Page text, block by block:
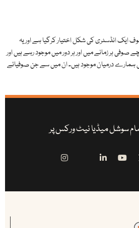
انڈسٹری کی شکل اختیار کرگیا ہے اور یہ
ہر زمانے میں اور ہر دور میں موجود رہے ہیں اور
ہمارے درمیان موجود ہیں۔ ان میں سے جن صوفیائے
سوشل میڈیا نیٹ ورکس پر